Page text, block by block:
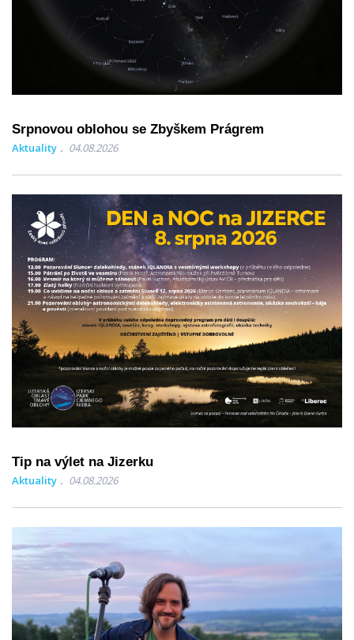
Srpnovou oblohou se Zbyškem Prágrem
Aktuality 04.08.2026
Tip na výlet na Jizerku
Aktuality 04.08.2026